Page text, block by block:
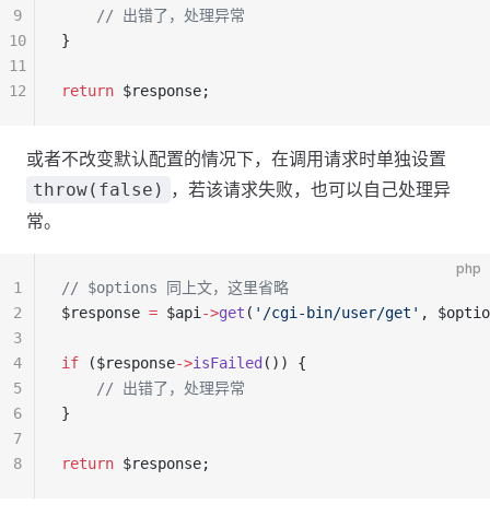
    // 出错了，处理异常
}
return $response;
9
10
11
12
或者不改变默认配置的情况下，在调用请求时单独设置
throw(false) ，若该请求失败，也可以自己处理异
常。
php
// $options 同上文，这里省略
$response = $api ->get ( '/cgi-bin/user/get' ,
if ($response->isFailed ()) {
    // 出错了，处理异常
}
return $response;
1
2
3
4
5
6
7
8